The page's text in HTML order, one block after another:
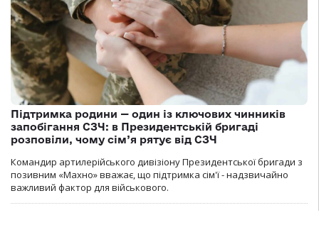
Підтримка родини — один із ключових чинників
запобігання СЗЧ: в Президентській бригаді
розповіли, чому сім’я рятує від СЗЧ
Командир артилерійського дивізіону Президентської бригади з
позивним «Махно» вважає, що підтримка сім'ї - надзвичайно
важливий фактор для військового.